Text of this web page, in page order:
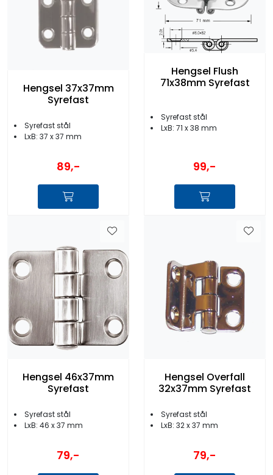
Hengsel 37x37mm
Syrefast
Syrefast stål
LxB: 37 x 37 mm
89,-
Hengsel Flush
71x38mm Syrefast
Syrefast stål
LxB: 71 x 38 mm
99,-
Hengsel 46x37mm
Syrefast
Syrefast stål
LxB: 46 x 37 mm
79,-
Hengsel Overfall
32x37mm Syrefast
Syrefast stål
LxB: 32 x 37 mm
79,-